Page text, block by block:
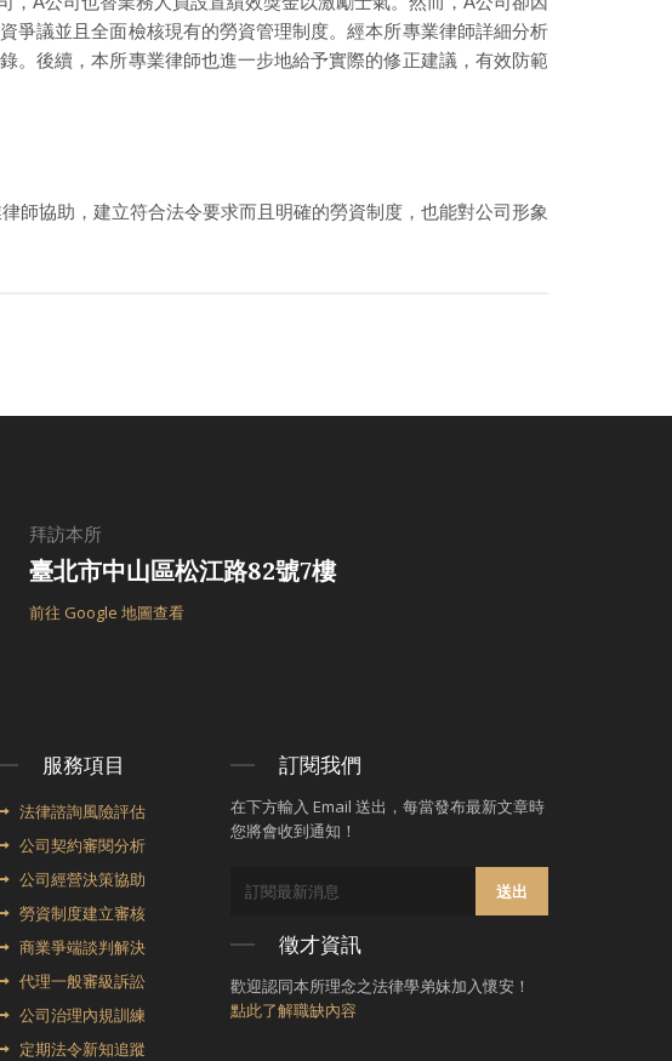
爭議並且全面檢核現有的勞資管理制度。經本所專業律師詳細分析
。後續，本所專業律師也進一步地給予實際的修正建議，有效防範
師協助，建立符合法令要求而且明確的勞資制度，也能對公司形象
拜訪本所
臺北市中山區松江路82號7樓
前往 Google 地圖查看
服務項目
法律諮詢風險評估
公司契約審閱分析
公司經營決策協助
勞資制度建立審核
商業爭端談判解決
代理⼀般審級訴訟
公司治理內規訓練
定期法令新知追蹤
訂閱我們
在下方輸入 Email 送出，每當發布最新文章時
您將會收到通知！
送出
徵才資訊
歡迎認同本所理念之法律學弟妹加入懷安！
點此了解職缺內容